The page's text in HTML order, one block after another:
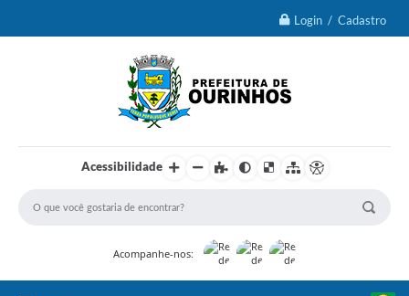
Login / Cadastro
Acessibilidade
Acompanhe-nos: